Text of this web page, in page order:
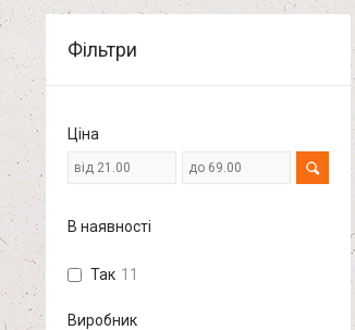
Фільтри
Ціна
В наявності
Так 11
Виробник